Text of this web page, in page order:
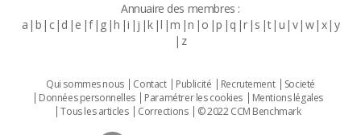
Annuaire des membres :
a b c d e f g h i j k l m n o p q r s t u v w x y
z
Qui sommes nous Contact Publicité Recrutement
Societé
Données personnelles
Paramétrer les cookies
Mentions légales
Tous les articles
Corrections © 2022 CCM Benchmark